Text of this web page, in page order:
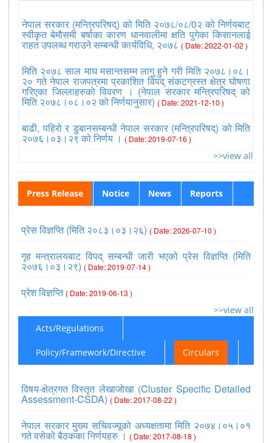
नेपाल सरकार (मन्त्रिपरिषद्) को मिति २०७८/०८/0२ को निर्णयबाट
स्वीकृत बेमौसमी बर्षाका कारण धानवालीमा क्षति पुगेका किसानलाई
राहत उपलब्ध गराउने सम्बन्धी कार्यविधि, २०७८ ( Date: 2022-01-02 )
मिति २०७८ साल माघ मसान्तसम्म लागु हुने गरी मिति २०७८।०८।
२० गते नेपाल राजपत्रमा प्रकाशित विपद् संकटग्रस्त क्षेत्र घोषणा
गरिएका जिल्लाहरुको विवरण । (नेपाल सरकार मन्त्रिपरिषद् को
मिति २०७८।०८।०२ को निर्णयानुसार) ( Date: 2021-12-10 )
बाढी, पहिरो र डुबानसम्बन्धी नेपाल सरकार (मन्त्रिपरिषद्) को मिति
२०७६।०३।२९ को निर्णय । ( Date: 2019-07-16 )
>>view all
Press Release Notice News Reports
प्रेस विज्ञप्ति (मिति २०८३।०३।२६) ( Date: 2026-07-10 )
गृह मन्त्रालयबाट विपद् सम्बन्धी जारी भएको प्रेस विज्ञप्ति (मिति
२०७६।०३।२९) ( Date: 2019-07-14 )
प्रेश विज्ञप्ति ( Date: 2019-06-13 )
>>view all
Acts/Regulations
Policy/Framework/Directive Circulars
विषय-क्षेत्रगत विस्तृत लेखाजोखा (Cluster Specific Detailed
Assessment-CSDA) ( Date: 2017-08-22 )
नेपाल सरकार मुख्य सचिवज्यूको अध्यक्षतामा मिति २०७४।०५।०१
गते वसेको बैठकका निर्णयहरु । ( Date: 2017-08-18 )